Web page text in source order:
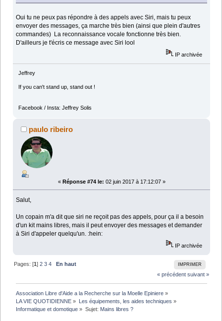
Oui tu ne peux pas répondre à des appels avec Siri, mais tu peux
envoyer des messages, ça marche très bien (ainsi que plein d'autres
commandes) La reconnaissance vocale fonctionne très bien.
D'ailleurs je t'écris ce message avec Siri lool
IP archivée
Jeffrey
If you can't stand up, stand out !
Facebook / Insta: Jeffrey Solis
paulo ribeiro
« Réponse #74 le: 02 juin 2017 à 17:12:07 »
Salut,
Un copain m'a dit que siri ne reçoit pas des appels, pour ça il a besoin
d'un kit mains libres, mais il peut envoyer des messages et demander
à Siri d'appeler quelqu'un. :hein:
IP archivée
IMPRIMER
Pages: [1]2 3 4
En haut
« précédent suivant »
Association Libre d'Aide a la Recherche sur la Moelle Epiniere »
LA VIE QUOTIDIENNE » Les équipements, les aides techniques »
Informatique et domotique » Sujet: Mains libres ?